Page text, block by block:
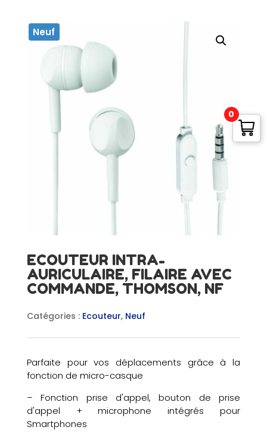
Neuf
ECOUTEUR INTRA-
AURICULAIRE, FILAIRE AVEC
COMMANDE, THOMSON, NF
Catégories : Ecouteur, Neuf
Parfaite pour vos déplacements grâce à la
fonction de micro-casque
– Fonction prise d'appel, bouton de prise
d'appel + microphone intégrés pour
Smartphones
0